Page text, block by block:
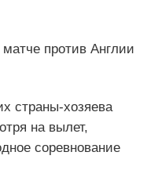
против Англии
страны-хозяева
на вылет,
соревнование